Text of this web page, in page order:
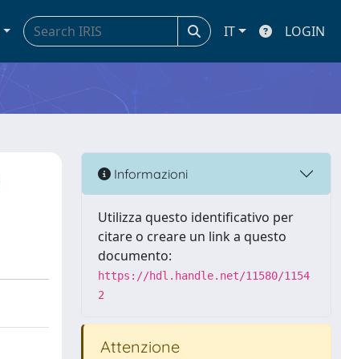
IT LOGIN
Informazioni
Utilizza questo identificativo per
citare o creare un link a questo
documento:
https://hdl.handle.net/11580/1154
2
Attenzione